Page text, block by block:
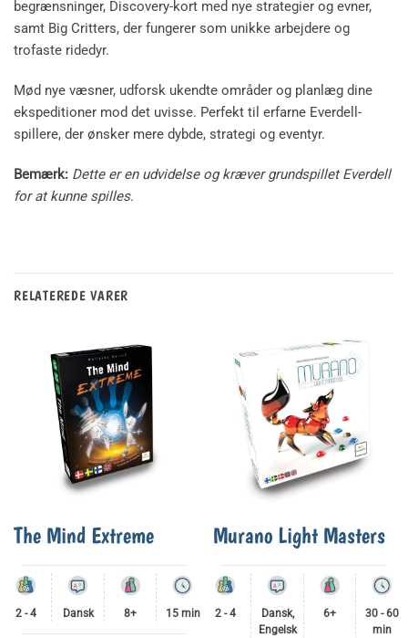
begrænsninger, Discovery-kort med nye strategier og evner,
samt Big Critters, der fungerer som unikke arbejdere og
trofaste ridedyr.
Mød nye væsner, udforsk ukendte områder og planlæg dine
ekspeditioner mod det uvisse. Perfekt til erfarne Everdell-
spillere, der ønsker mere dybde, strategi og eventyr.
Bemærk: Dette er en udvidelse og kræver grundspillet Everdell
for at kunne spilles.
RELATEREDE VARER
The Mind Extreme
2 - 4 Dansk 8+ 15 min
Murano Light Masters
2 - 4
Dansk,
Engelsk
6+
30 - 60
min